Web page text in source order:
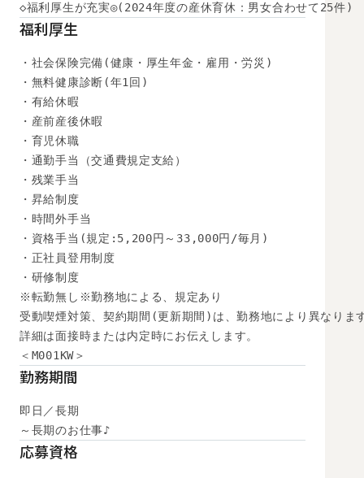
◇福利厚生が充実◎(2024年度の産休育休：男女合わせて25件)
福利厚生
・社会保険完備(健康・厚生年金・雇用・労災)
・無料健康診断(年1回)
・有給休暇
・産前産後休暇
・育児休職
・通勤手当（交通費規定支給）
・残業手当
・昇給制度
・時間外手当
・資格手当(規定:5,200円～33,000円/毎月)
・正社員登用制度
・研修制度
※転勤無し※勤務地による、規定あり
受動喫煙対策、契約期間(更新期間)は、勤務地により異なりま
詳細は面接時または内定時にお伝えします。
＜M001KW＞
勤務期間
即日／長期
～長期のお仕事♪
応募資格